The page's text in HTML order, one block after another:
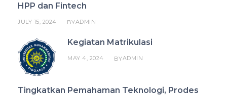
HPP dan Fintech
JULY 15, 2024 BYADMIN
Kegiatan Matrikulasi
MAY 4, 2024 BYADMIN
Tingkatkan Pemahaman Teknologi, Prodes